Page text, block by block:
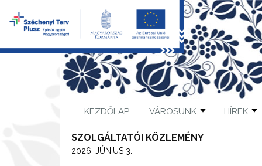
KEZDŐLAP VÁROSUNK HÍREK
SZOLGÁLTATÓI KÖZLEMÉNY
2026. JÚNIUS 3.